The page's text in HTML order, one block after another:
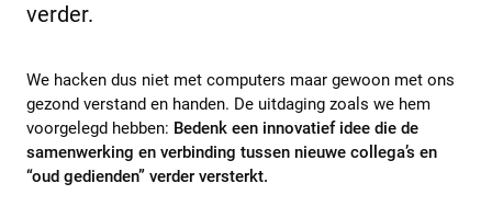
verder.
We hacken dus niet met computers maar gewoon met ons
gezond verstand en handen. De uitdaging zoals we hem
voorgelegd hebben: Bedenk een innovatief idee die de
samenwerking en verbinding tussen nieuwe collega’s en
“oud gedienden” verder versterkt.